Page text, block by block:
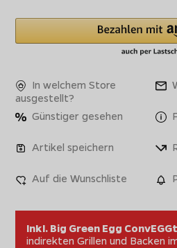
In welchem Store
ausgestellt?
Günstiger gesehen
Artikel speichern
Auf die Wunschliste
Inkl. Big Green Egg
indirekten Grillen und Backen